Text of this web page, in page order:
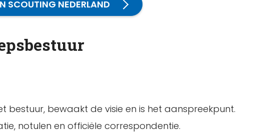
SCOUTING NEDERLAND
bestuur, bewaakt de visie en is het aanspreekpunt.
notulen en officiële correspondentie.